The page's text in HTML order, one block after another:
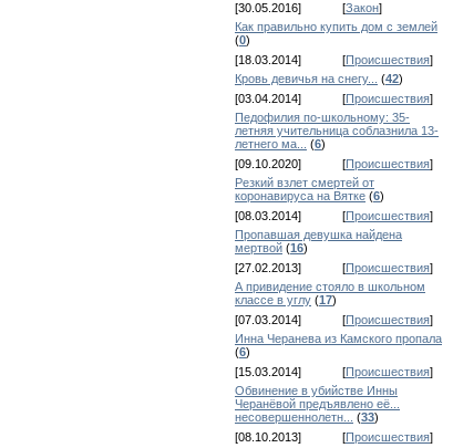
[30.05.2016]
[Закон]
Как правильно купить дом с землей
(0)
[18.03.2014]
[Происшествия]
Кровь девичья на снегу...
(42)
[03.04.2014]
[Происшествия]
Педофилия по-школьному: 35-
летняя учительница соблазнила 13-
летнего ма...
(6)
[09.10.2020]
[Происшествия]
Резкий взлет смертей от
коронавируса на Вятке (6)
[08.03.2014]
[Происшествия]
Пропавшая девушка найдена
мертвой (16)
[27.02.2013]
[Происшествия]
А привидение стояло в школьном
классе в углу (17)
[07.03.2014]
[Происшествия]
Инна Черанева из Камского пропала
(6)
[15.03.2014]
[Происшествия]
Обвинение в убийстве Инны
Черанёвой предъявлено её...
несовершеннолетн...
(33)
[08.10.2013]
[Происшествия]